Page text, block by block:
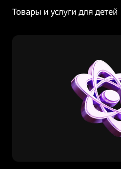
Товары и услуги для детей